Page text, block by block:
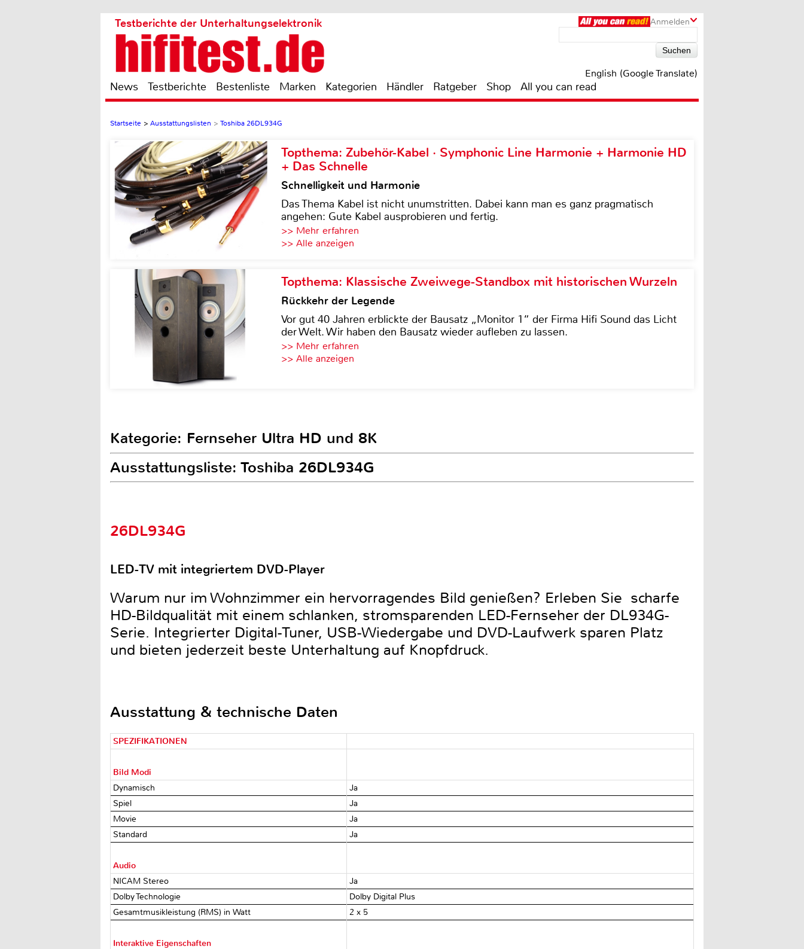
Anmelden
Testberichte der Unterhaltungselektronik
English (Google Translate)
News Testberichte Bestenliste Marken Kategorien Händler Ratgeber Shop All you can read
Startseite > Ausstattungslisten > Toshiba 26DL934G
Topthema: Zubehör-Kabel · Symphonic Line Harmonie + Harmonie HD
+ Das Schnelle
Schnelligkeit und Harmonie
Das Thema Kabel ist nicht unumstritten. Dabei kann man es ganz pragmatisch
angehen: Gute Kabel ausprobieren und fertig.
>> Mehr erfahren
>> Alle anzeigen
Topthema: Klassische Zweiwege-Standbox mit historischen Wurzeln
Rückkehr der Legende
Vor gut 40 Jahren erblickte der Bausatz „Monitor 1“ der Firma Hifi Sound das Licht
der Welt. Wir haben den Bausatz wieder aufleben zu lassen.
>> Mehr erfahren
>> Alle anzeigen
Kategorie: Fernseher Ultra HD und 8K
Ausstattungsliste: Toshiba 26DL934G
26DL934G
LED-TV mit integriertem DVD-Player
Warum nur im Wohnzimmer ein hervorragendes Bild genießen? Erleben Sie scharfe
HD-Bildqualität mit einem schlanken, stromsparenden LED-Fernseher der DL934G-
Serie. Integrierter Digital-Tuner, USB-Wiedergabe und DVD-Laufwerk sparen Platz
und bieten jederzeit beste Unterhaltung auf Knopfdruck.
Ausstattung & technische Daten
SPEZIFIKATIONEN
Bild Modi
Dynamisch
Ja
Spiel
Ja
Movie
Ja
Standard
Ja
Audio
NICAM Stereo
Ja
Dolby Technologie
Dolby Digital Plus
Gesamtmusikleistung (RMS) in Watt
2 x 5
Interaktive Eigenschaften